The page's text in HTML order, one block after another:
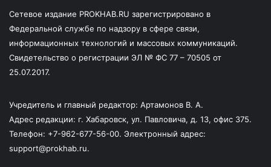
Сетевое издание PROKHAB.RU зарегистрировано в
Федеральной службе по надзору в сфере связи,
информационных технологий и массовых коммуникаций.
Свидетельство о регистрации ЭЛ № ФС 77 – 70505 от
25.07.2017.
Учредитель и главный редактор: Артамонов В. А.
Адрес редакции: г. Хабаровск, ул. Павловича, д. 13, офис 375.
Телефон: +7-962-677-56-00. Электронный адрес:
support@prokhab.ru.